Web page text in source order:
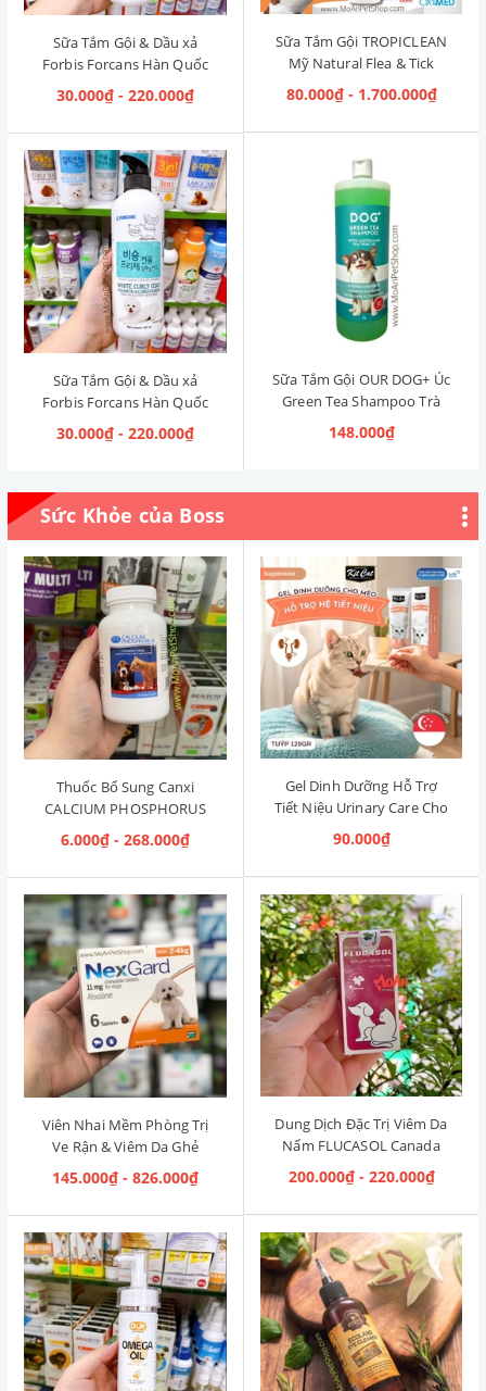
Sữa Tắm Gội & Dầu xả
Forbis Forcans Hàn Quốc
Curly Hair [Lông xoăn]
30.000₫ - 220.000₫
Sữa Tắm Gội TROPICLEAN
Mỹ Natural Flea & Tick
Maximum Strength [Phòng
& Diệt Ve Rận]
80.000₫ - 1.700.000₫
Sữa Tắm Gội & Dầu xả
Forbis Forcans Hàn Quốc
White Curly Coat [Lông
Trắng Xoăn]
30.000₫ - 220.000₫
Sữa Tắm Gội OUR DOG+ Úc
Green Tea Shampoo Trà
Xanh 1L
148.000₫
Sức Khỏe của Boss
Thuốc Bổ Sung Canxi
CALCIUM PHOSPHORUS
Mỹ (Hộp 50 viên)
6.000₫ - 268.000₫
Gel Dinh Dưỡng Hỗ Trợ
Tiết Niệu Urinary Care Cho
Mèo KitCat Singapore 120g
90.000₫
Viên Nhai Mềm Phòng Trị
Ve Rận & Viêm Da Ghẻ
NexGard Pháp (2kg-4kg)
145.000₫ - 826.000₫
Dung Dịch Đặc Trị Viêm Da
Nấm FLUCASOL Canada
5ml
200.000₫ - 220.000₫